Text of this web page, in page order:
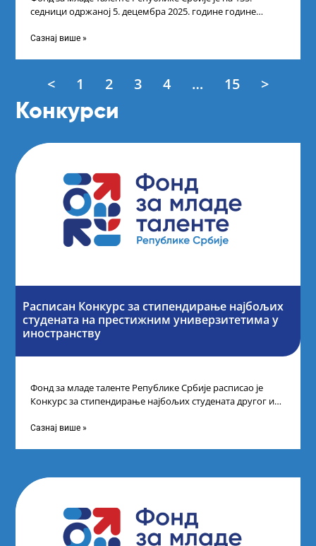
седници одржаној 5. децембра 2025. године године
Сазнај више »
< 1 2 3 4 … 15 >
Конкурси
Расписан Конкурс за стипендирање најбољих
студената на престижним универзитетима у
иностранству
Фонд за младе таленте Републике Србије расписао је
Конкурс за стипендирање најбољих студената другог и
Сазнај више »